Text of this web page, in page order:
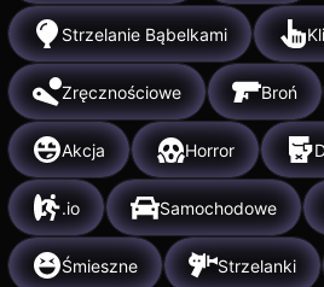
Strzelanie Bąbelkami
Zręcznościowe Broń
Akcja Horror
.io Samochodowe
Śmieszne Strzelanki